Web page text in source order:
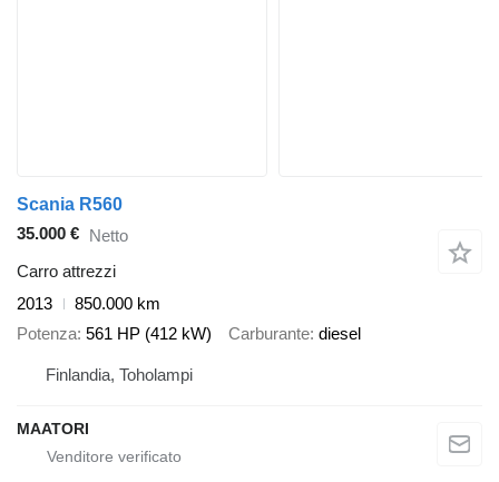
Scania R560
35.000 € Netto
Carro attrezzi
2013
850.000 km
Potenza 561 HP (412 kW) Carburante diesel
Finlandia, Toholampi
MAATORI